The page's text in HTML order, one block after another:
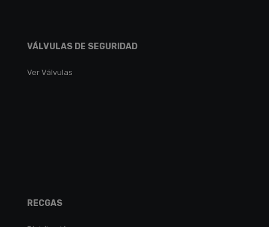
VÁLVULAS DE SEGURIDAD
Ver Válvulas
RECGAS